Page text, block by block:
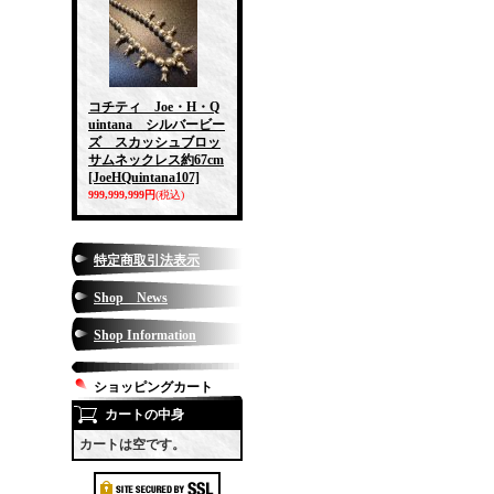
コチティ Joe・H・Q
uintana シルバービー
ズ スカッシュブロッ
サムネックレス約67cm
[JoeHQuintana107]
999,999,999円(税込)
特定商取引法表示
Shop News
Shop Information
ショッピングカート
カートの中身
カートは空です。